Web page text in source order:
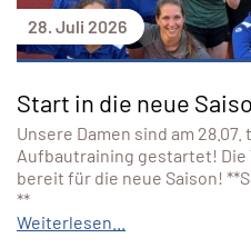
28. Juli 2026
Start in die neue
Unsere Damen sind am
Aufbautraining gestartet!
bereit für die neue Saison!
**
Weiterlesen...